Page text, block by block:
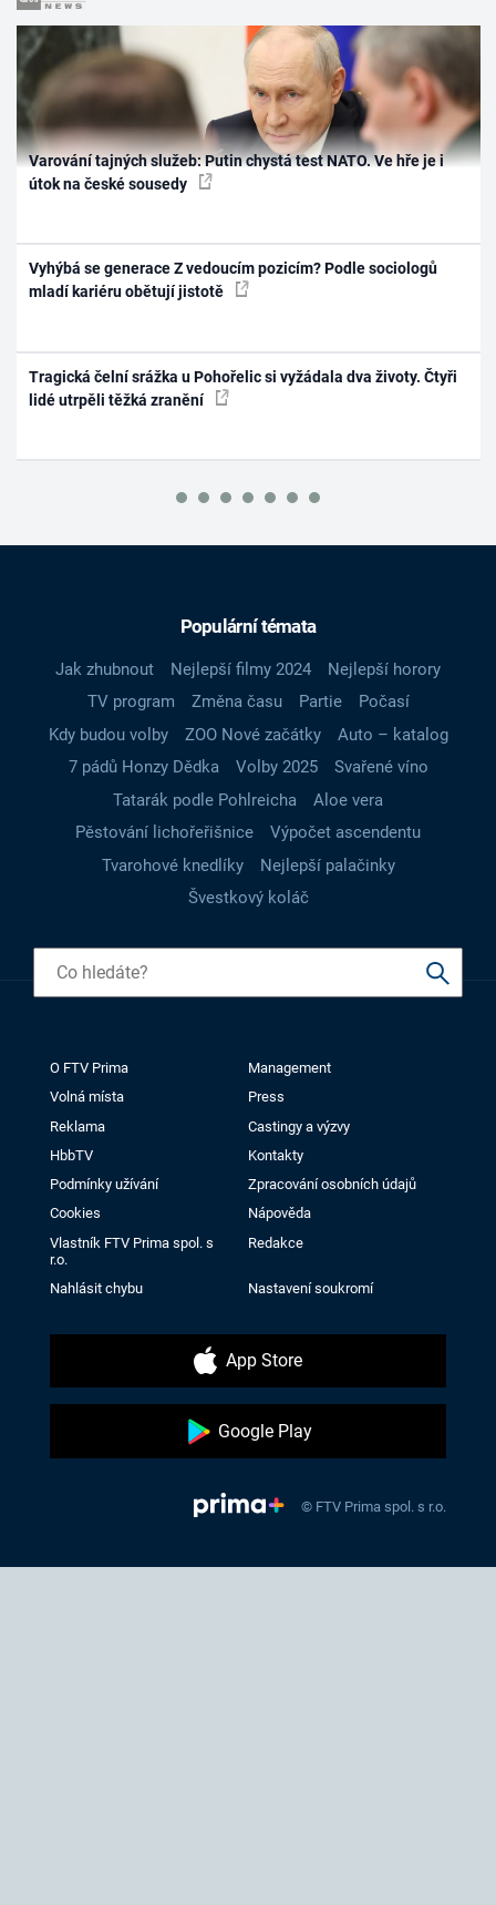
Varování tajných služeb: Putin chystá test NATO. Ve hře je i
útok na české sousedy
Vyhýbá se generace Z vedoucím pozicím? Podle sociologů
mladí kariéru obětují jistotě
Tragická čelní srážka u Pohořelic si vyžádala dva životy. Čtyři
lidé utrpěli těžká zranění
Populární témata
Jak zhubnout Nejlepší filmy 2024
Nejlepší horory
TV program
Změna času Partie
Počasí
Kdy budou volby
ZOO Nové začátky
Auto – katalog
7 pádů Honzy Dědka
Volby 2025
Svařené víno
Tatarák podle Pohlreicha
Aloe vera
Pěstování lichořeřišnice
Výpočet ascendentu
Tvarohové knedlíky
Nejlepší palačinky
Švestkový koláč
O FTV Prima
Management
Volná místa
Press
Reklama
Castingy a výzvy
HbbTV
Kontakty
Podmínky užívání
Zpracování osobních údajů
Cookies
Nápověda
Vlastník FTV Prima spol. s
r.o.
Redakce
Nahlásit chybu Nastavení soukromí
App Store
Google Play
© FTV Prima spol. s r.o.